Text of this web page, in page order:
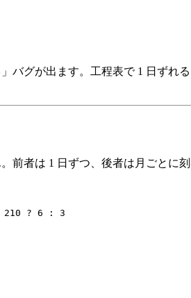
バグが出ます。工程表で 1 日ずれ
前者は 1 日ずつ、後者は月ごとに刻
210 ? 6 : 3